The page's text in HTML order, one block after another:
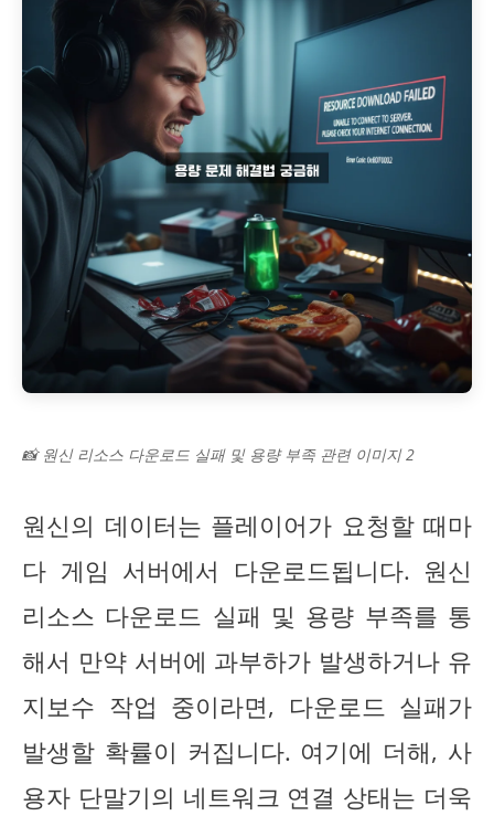
📸 원신 리소스 다운로드 실패 및 용량 부족 관련 이미지 2
원신의 데이터는 플레이어가 요청할 때마
다 게임 서버에서 다운로드됩니다. 원신
리소스 다운로드 실패 및 용량 부족를 통
해서 만약 서버에 과부하가 발생하거나 유
지보수 작업 중이라면, 다운로드 실패가
발생할 확률이 커집니다. 여기에 더해, 사
용자 단말기의 네트워크 연결 상태는 더욱